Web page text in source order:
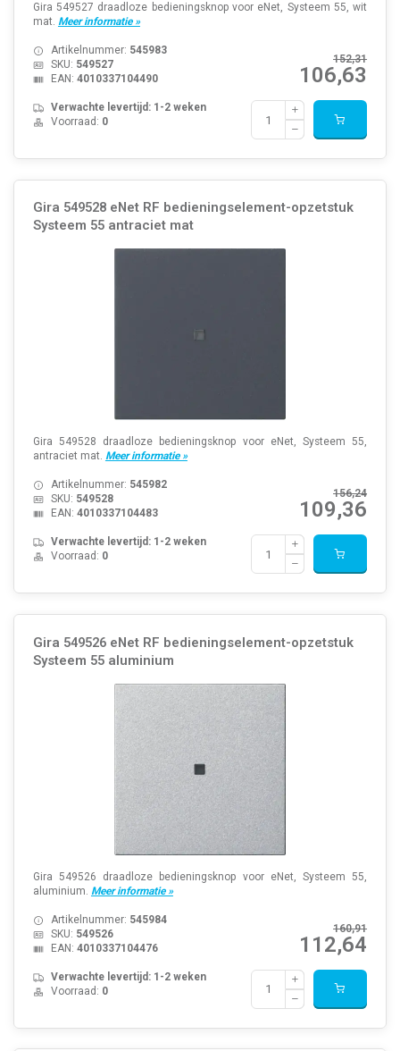
Gira 549527 draadloze bedieningsknop voor eNet, Systeem 55, wit
mat. Meer informatie »
152,31
106,63
Artikelnummer: 545983
SKU: 549527
EAN: 4010337104490
Verwachte levertijd: 1-2 weken
Voorraad: 0
Gira 549528 eNet RF bedieningselement-opzetstuk
Systeem 55 antraciet mat
Gira 549528 draadloze bedieningsknop voor eNet, Systeem 55,
antraciet mat. Meer informatie »
156,24
109,36
Artikelnummer: 545982
SKU: 549528
EAN: 4010337104483
Verwachte levertijd: 1-2 weken
Voorraad: 0
Gira 549526 eNet RF bedieningselement-opzetstuk
Systeem 55 aluminium
Gira 549526 draadloze bedieningsknop voor eNet, Systeem 55,
aluminium. Meer informatie »
160,91
112,64
Artikelnummer: 545984
SKU: 549526
EAN: 4010337104476
Verwachte levertijd: 1-2 weken
Voorraad: 0